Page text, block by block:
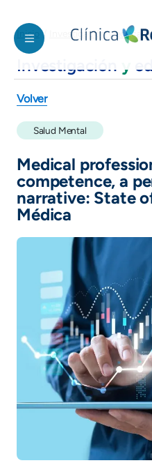
Inicio Investigación y
Investigación y
Volver
Salud Mental
Medical
competence, a
narrative: State
Médica